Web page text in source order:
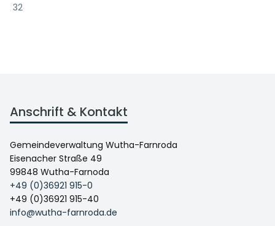
32
Anschrift & Kontakt
Gemeindeverwaltung Wutha-Farnroda
Eisenacher Straße 49
99848 Wutha-Farnoda
+49 (0)36921 915-0
+49 (0)36921 915-40
info@wutha-farnroda.de